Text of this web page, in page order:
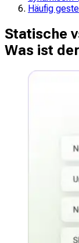
Häufig
Statische
Was ist